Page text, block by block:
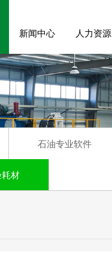
新闻中心 人力资源
石油专业软件
材